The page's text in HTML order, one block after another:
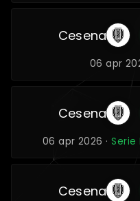
Cesena
06 apr
Cesena
06 apr 2026 ·Serie
Cesena